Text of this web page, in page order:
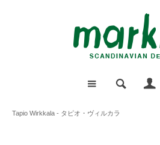
Tapio Wirkkala - タピオ・ヴィルカラ